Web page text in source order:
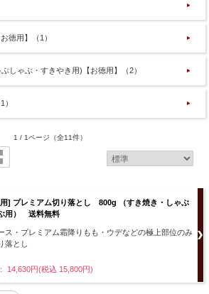
徳用】（1）
しゃぶ・すきやき用)【お徳用】（2）
1 / 1ページ （全11件）
] プレミアム切り落とし 800g （すき焼き・しゃぶ
用） 送料無料
ス・プレミアム霜降りもも・ウデなどの極上部位のみ
落とし
14,630円(税込 15,800円)